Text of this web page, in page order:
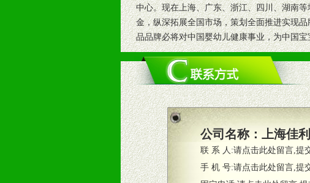
中心。现在上海、广东、浙江、四川、湖南
金，纵深拓展全国市场，策划全面推进实现
品品牌必将对中国婴幼儿健康事业，为中国
公司名称： 上海佳
联 系 人:请点击此处留言,提
手 机 号:请点击此处留言,提